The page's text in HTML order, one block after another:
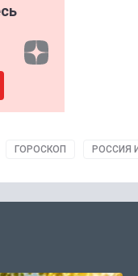
ГОРОСКОП РОССИЯ